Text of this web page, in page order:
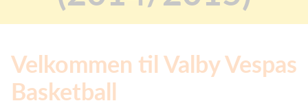
Velkommen til Valby Vespas
Basketball